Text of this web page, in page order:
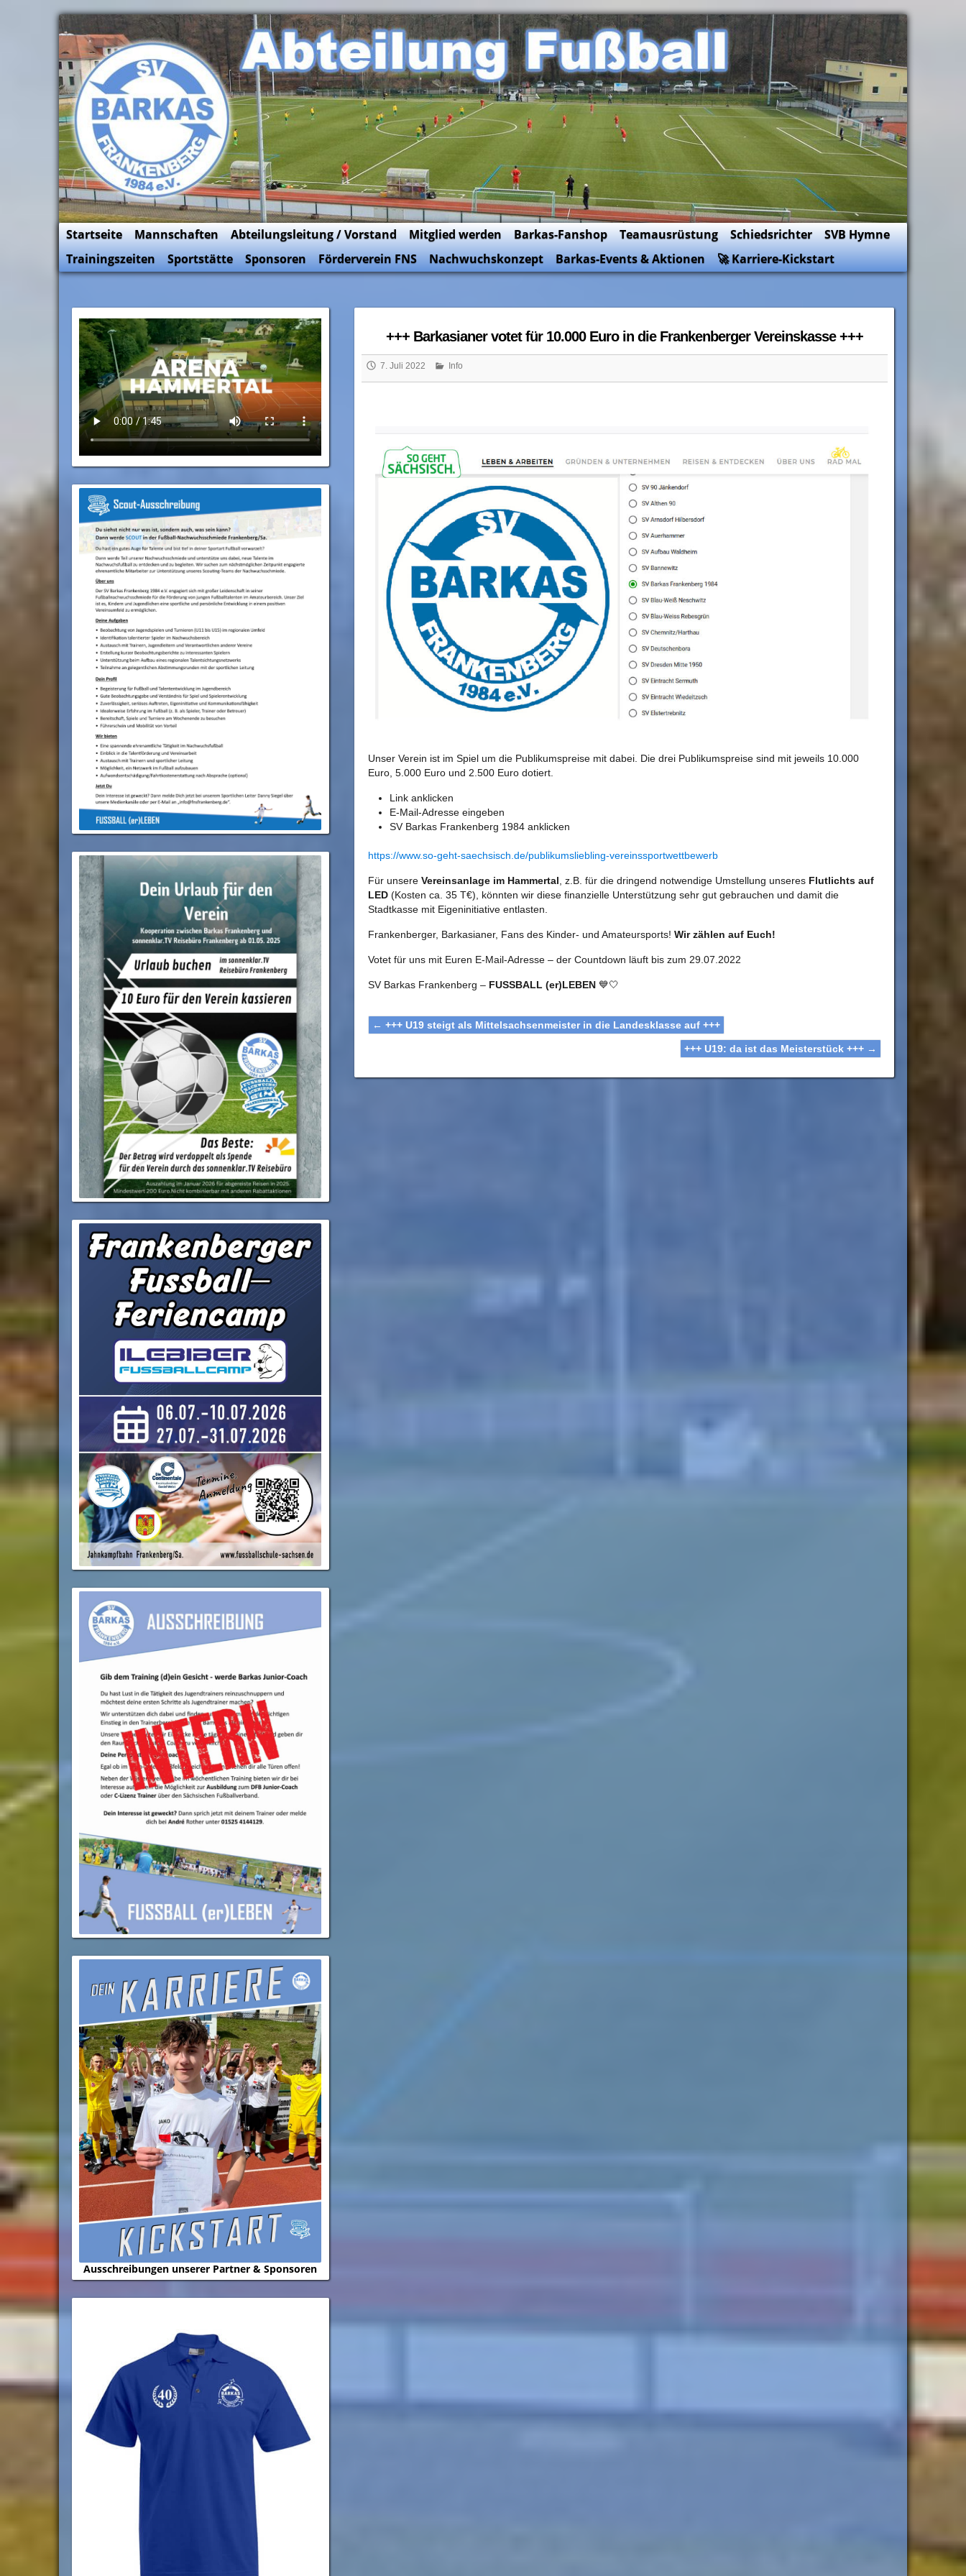
SV Barkas Abt. Fussball
Startseite Mannschaften Abteilungsleitung / Vorstand Mitglied werden Barkas-Fanshop Teamausrüstung Schiedsrichter
SVB Hymne
Trainingszeiten
Sportstätte Sponsoren Förderverein FNS Nachwuchskonzept Barkas-Events & Aktionen 🚀 Karriere-Kickstart
+++ Barkasianer votet für 10.000 Euro in die Frankenberger Vereinskasse +++
7. Juli 2022 Info
Unser Verein ist im Spiel um die Publikumspreise mit dabei. Die drei Publikumspreise sind mit jeweils 10.000
Euro, 5.000 Euro und 2.500 Euro dotiert.
Link anklicken
E-Mail-Adresse eingeben
SV Barkas Frankenberg 1984 anklicken
https://www.so-geht-saechsisch.de/publikumsliebling-vereinssportwettbewerb
Für unsere Vereinsanlage im Hammertal , z.B. für die dringend notwendige Umstellung unseres Flutlichts auf
LED(Kosten ca. 35 T€), könnten wir diese finanzielle Unterstützung sehr gut gebrauchen und damit die
Stadtkasse mit Eigeninitiative entlasten.
Frankenberger, Barkasianer, Fans des Kinder- und Amateursports! Wir zählen auf Euch!
Votet für uns mit Euren E-Mail-Adresse – der Countdown läuft bis zum 29.07.2022
SV Barkas Frankenberg – FUSSBALL (er)LEBEN💙🤍
← +++ U19 steigt als Mittelsachsenmeister in die Landesklasse auf +++
+++ U19: da ist das Meisterstück +++ →
Ausschreibungen unserer Partner & Sponsoren